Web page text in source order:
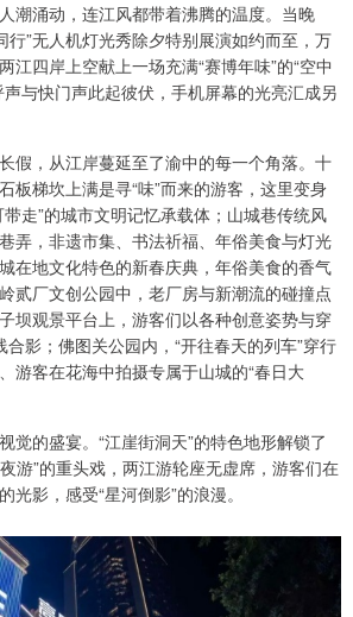
潮涌动，连江风都带着沸腾的温度。当晚
行”无人机灯光秀除夕特别展演如约而至，万
江四岸上空献上一场充满“赛博年味”的“空中
与快门声此起彼伏，手机屏幕的光亮汇成另
假，从江岸蔓延至了渝中的每一个角落。十
板梯坎上满是寻“味”而来的游客，这里变身
走”的城市文明记忆承载体；山城巷传统风
弄，非遗市集、书法祈福、年俗美食与灯光
在地文化特色的新春庆典，年俗美食的香气
贰厂文创公园中，老厂房与新潮流的碰撞点
坝观景平台上，游客们以各种创意姿势与穿
影；佛图关公园内，“开往春天的列车”穿行
游客在花海中拍摄专属于山城的“春日大
觉的盛宴。“江崖街洞天”的特色地形解锁了
游”的重头戏，两江游轮座无虚席，游客们在
影，感受“星河倒影”的浪漫。